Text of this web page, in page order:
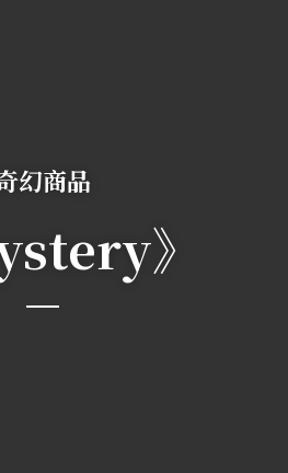
幻商品
》